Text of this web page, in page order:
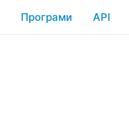
Програми API